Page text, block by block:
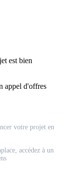
est bien
appel d'offres
votre projet en
accédez à un